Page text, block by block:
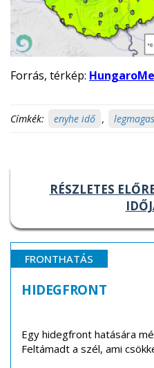
Forrás, térkép:
Címkék: enyhe idő ,
RÉSZLETES
FRONTHATÁS
HIDEGFRONT
Egy hidegfront hatására
Feltámadt a szél, ami